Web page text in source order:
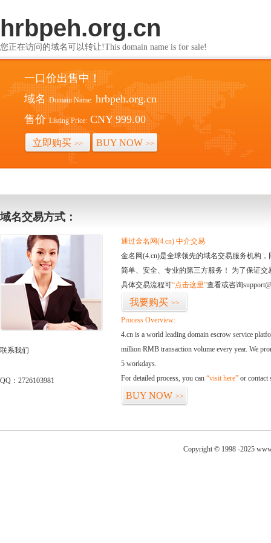
hrbpeh.org.cn
您正在访问的域名可以转让!This domain name is for sale!
一口价出售中！
域名 Domain Name: hrbpeh.org.cn
售价 Listing Price: CNY 999.00
立即购买 >> BUY NOW >>
域名交易方式：
联系我们
QQ：2726103981
通过金名网(4.cn) 中介交易
金名网(4.cn)是全球领先的域名交易服务机构
简单、安全、专业的第三方服务！ 为了保证
具体交易流程可“点击这里”查看或咨询
我要购买 >>
Process Overview:
4.cn is a world leading domain escrow service
million RMB transaction volume every year. We
5 workdays.
For detailed process, you can “visit here” or contact
BUY NOW >>
Copyright © 1998 -2025